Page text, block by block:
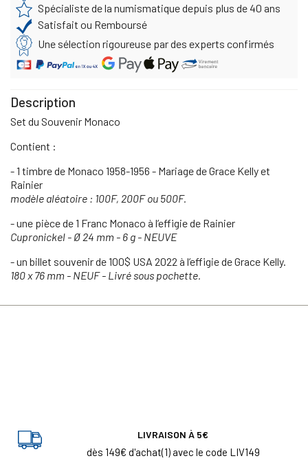
Spécialiste de la numismatique depuis plus de 40 ans
Satisfait ou Remboursé
Une sélection rigoureuse par des experts confirmés
Description
Set du Souvenir Monaco
Contient :
- 1 timbre de Monaco 1958-1956 - Mariage de Grace Kelly et
Rainier
modèle aléatoire : 100F, 200F ou 500F.
- une pièce de 1 Franc Monaco à l’effigie de Rainier
Cupronickel - Ø 24 mm - 6 g - NEUVE
- un billet souvenir de 100$ USA 2022 à l’effigie de Grace Kelly.
180 x 76 mm - NEUF - Livré sous pochette.
LIVRAISON À 5€
dès 149€ d'achat(1) avec le code LIV149